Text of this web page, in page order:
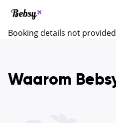
Booking details not provided
Waarom